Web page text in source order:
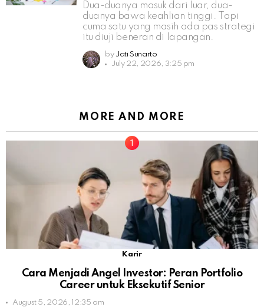
Dua-duanya masuk dari luar, dua-
duanya bawa keahlian tinggi. Tapi
cuma satu yang masih ada pas strategi
itu diuji beneran di lapangan.
by Jati Sunarto
July 22, 2026, 3:25 pm
MORE AND MORE
Karir
Cara Menjadi Angel Investor: Peran Portfolio
Career untuk Eksekutif Senior
August 5, 2026, 12:35 am